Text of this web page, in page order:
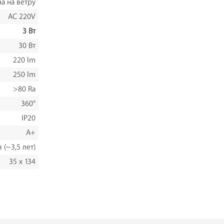
на ветру
AC 220V
3 Вт
30 Вт
220 lm
250 lm
>80 Ra
360°
IP20
A+
(~3,5 лет)
35 x 134